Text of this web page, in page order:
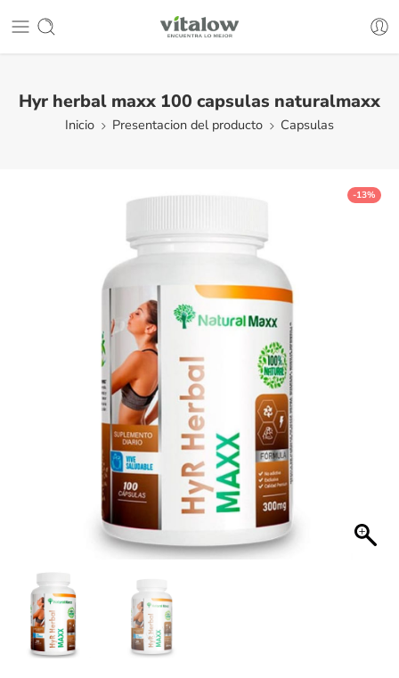
Hyr herbal maxx 100 capsulas naturalmaxx
Inicio Presentacion del producto Capsulas
-13%